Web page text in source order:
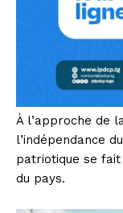
À l’approche de
l’indépendance
patriotique se
du pays.